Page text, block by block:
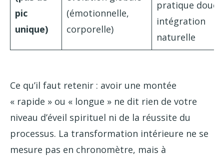
pic
unique)
(émotionnelle,
corporelle)
pratique
intégration
naturelle
Ce qu’il faut retenir : avoir une montée
« rapide » ou « longue » ne dit rien de votre
niveau d’éveil spirituel ni de la réussite du
processus. La transformation intérieure ne se
mesure pas en chronomètre, mais à